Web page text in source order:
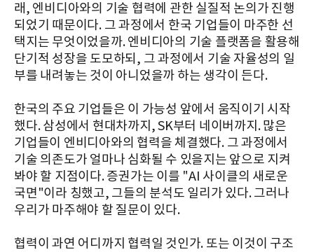
래, 엔비디아와의 기술 협력에 관한 실질적 논의가 진행
되었기 때문이다. 그 과정에서 한국 기업들이 마주한 선
택지는 무엇이었을까. 엔비디아의 기술 플랫폼을 활용해
단기적 성장을 도모하되, 그 과정에서 기술 자율성의 일
부를 내려놓는 것이 아니었을까 하는 생각이 든다.
한국의 주요 기업들은 이 가능성 앞에서 움직이기 시작
했다. 삼성에서 현대차까지, SK부터 네이버까지. 많은
기업들이 엔비디아와의 협력을 체결했다. 그 과정에서
기술 의존도가 얼마나 심화될 수 있을지는 앞으로 지켜
봐야 할 지점이다. 증권가는 이를 "AI 사이클의 새로운
국면"이라 칭했고, 그들의 분석도 일리가 있다. 그러나
우리가 마주해야 할 질문이 있다.
협력이 과연 어디까지 협력일 것인가. 또는 이것이 구조